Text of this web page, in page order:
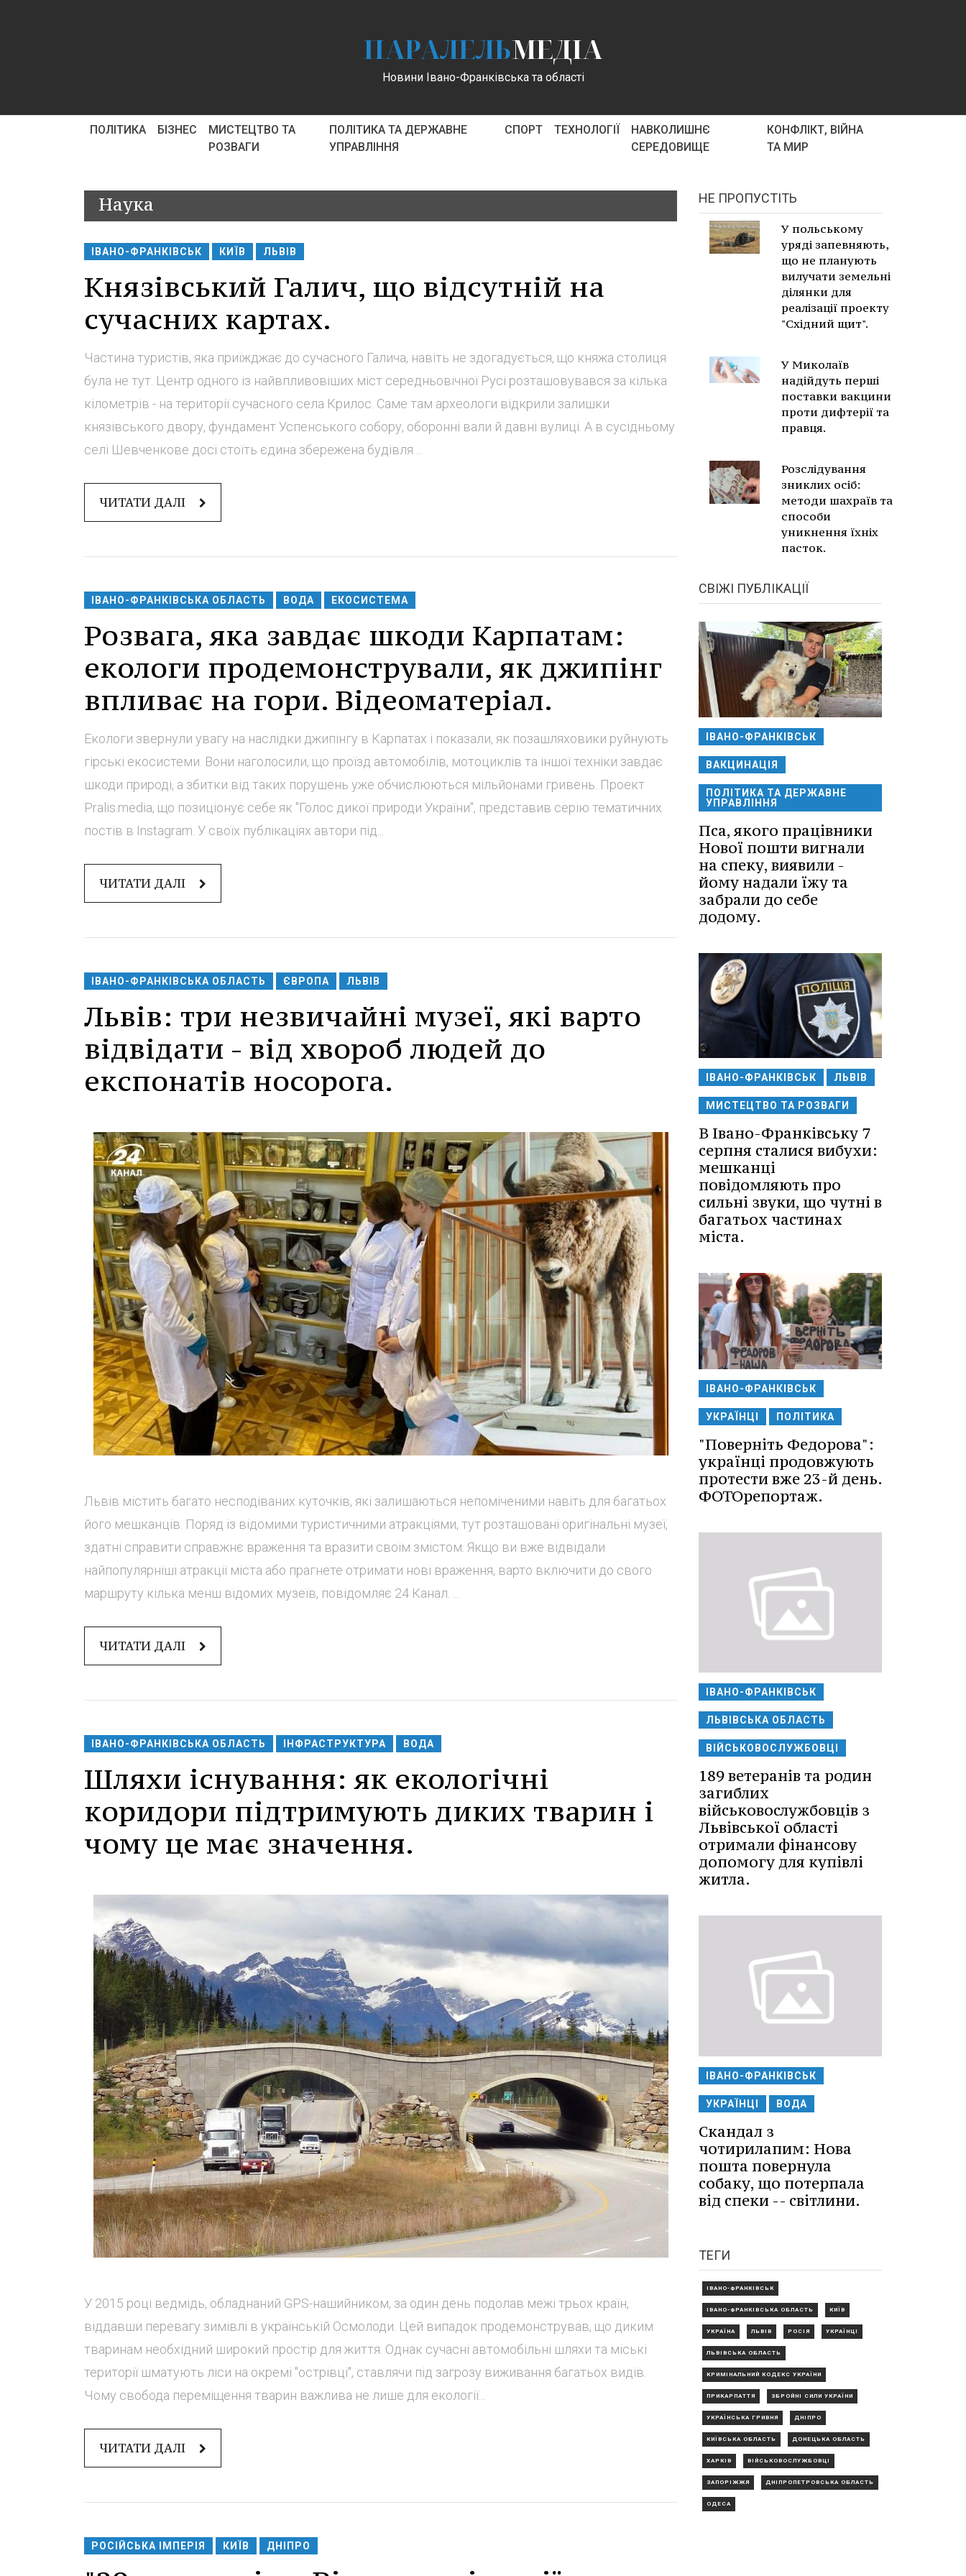
ПАРАЛЕЛЬМЕДІА
Новини Івано-Франківська та області
ПОЛІТИКА БІЗНЕС
МИСТЕЦТВО ТА
РОЗВАГИ
ПОЛІТИКА ТА ДЕРЖАВНЕ
УПРАВЛІННЯ
СПОРТ ТЕХНОЛОГІЇ
НАВКОЛИШНЄ
СЕРЕДОВИЩЕ
КОНФЛІКТ, ВІЙНА
ТА МИР
Наука
ІВАНО-ФРАНКІВСЬК КИЇВ ЛЬВІВ
Князівський Галич, що відсутній на
сучасних картах.
Частина туристів, яка приїжджає до сучасного Галича, навіть не здогадується, що княжа столиця
була не тут. Центр одного із найвпливовіших міст середньовічної Русі розташовувався за кілька
кілометрів - на території сучасного села Крилос. Саме там археологи відкрили залишки
князівського двору, фундамент Успенського собору, оборонні вали й давні вулиці. А в сусідньому
селі Шевченкове досі стоїть єдина збережена будівля ...
ЧИТАТИ ДАЛІ
ІВАНО-ФРАНКІВСЬКА ОБЛАСТЬ ВОДА ЕКОСИСТЕМА
Розвага, яка завдає шкоди Карпатам:
екологи продемонстрували, як джипінг
впливає на гори. Відеоматеріал.
Екологи звернули увагу на наслідки джипінгу в Карпатах і показали, як позашляховики руйнують
гірські екосистеми. Вони наголосили, що проїзд автомобілів, мотоциклів та іншої техніки завдає
шкоди природі, а збитки від таких порушень уже обчислюються мільйонами гривень. Проект
Pralis.media, що позиціонує себе як "Голос дикої природи України", представив серію тематичних
постів в Instagram. У своїх публікаціях автори під...
ЧИТАТИ ДАЛІ
ІВАНО-ФРАНКІВСЬКА ОБЛАСТЬ ЄВРОПА ЛЬВІВ
Львів: три незвичайні музеї, які варто
відвідати - від хвороб людей до
експонатів носорога.
Львів містить багато несподіваних куточків, які залишаються непоміченими навіть для багатьох
його мешканців. Поряд із відомими туристичними атракціями, тут розташовані оригінальні музеї,
здатні справити справжнє враження та вразити своїм змістом. Якщо ви вже відвідали
найпопулярніші атракції міста або прагнете отримати нові враження, варто включити до свого
маршруту кілька менш відомих музеїв, повідомляє 24 Канал. ...
ЧИТАТИ ДАЛІ
ІВАНО-ФРАНКІВСЬКА ОБЛАСТЬ ІНФРАСТРУКТУРА ВОДА
Шляхи існування: як екологічні
коридори підтримують диких тварин і
чому це має значення.
У 2015 році ведмідь, обладнаний GPS-нашийником, за один день подолав межі трьох країн,
віддавши перевагу зимівлі в українській Осмолоди. Цей випадок продемонстрував, що диким
тваринам необхідний широкий простір для життя. Однак сучасні автомобільні шляхи та міські
території шматують ліси на окремі "острівці", ставлячи під загрозу виживання багатьох видів.
Чому свобода переміщення тварин важлива не лише для екології...
ЧИТАТИ ДАЛІ
РОСІЙСЬКА ІМПЕРІЯ КИЇВ ДНІПРО
НЕ ПРОПУСТІТЬ
У польському
уряді запевняють,
що не планують
вилучати земельні
ділянки для
реалізації проекту
"Східний щит".
У Миколаїв
надійдуть перші
поставки вакцини
проти дифтерії та
правця.
Розслідування
зниклих осіб:
методи шахраїв та
способи
уникнення їхніх
пасток.
СВІЖІ ПУБЛІКАЦІЇ
ІВАНО-ФРАНКІВСЬК
ВАКЦИНАЦІЯ
ПОЛІТИКА ТА ДЕРЖАВНЕ
УПРАВЛІННЯ
Пса, якого працівники
Нової пошти вигнали
на спеку, виявили -
йому надали їжу та
забрали до себе
додому.
ІВАНО-ФРАНКІВСЬК ЛЬВІВ
МИСТЕЦТВО ТА РОЗВАГИ
В Івано-Франківську 7
серпня сталися вибухи:
мешканці
повідомляють про
сильні звуки, що чутні в
багатьох частинах
міста.
ІВАНО-ФРАНКІВСЬК
УКРАЇНЦІ ПОЛІТИКА
"Поверніть Федорова":
українці продовжують
протести вже 23-й день.
ФОТОрепортаж.
ІВАНО-ФРАНКІВСЬК
ЛЬВІВСЬКА ОБЛАСТЬ
ВІЙСЬКОВОСЛУЖБОВЦІ
189 ветеранів та родин
загиблих
військовослужбовців з
Львівської області
отримали фінансову
допомогу для купівлі
житла.
ІВАНО-ФРАНКІВСЬК
УКРАЇНЦІ ВОДА
Скандал з
чотирилапим: Нова
пошта повернула
собаку, що потерпала
від спеки -- світлини.
ТЕГИ
ІВАНО-ФРАНКІВСЬК
ІВАНО-ФРАНКІВСЬКА ОБЛАСТЬ КИЇВ
УКРАЇНА ЛЬВІВ РОСІЯ УКРАЇНЦІ
ЛЬВІВСЬКА ОБЛАСТЬ
КРИМІНАЛЬНИЙ КОДЕКС УКРАЇНИ
ПРИКАРПАТТЯ ЗБРОЙНІ СИЛИ УКРАЇНИ
УКРАЇНСЬКА ГРИВНЯ ДНІПРО
КИЇВСЬКА ОБЛАСТЬ ДОНЕЦЬКА ОБЛАСТЬ
ХАРКІВ ВІЙСЬКОВОСЛУЖБОВЦІ
ЗАПОРІЖЖЯ ДНІПРОПЕТРОВСЬКА ОБЛАСТЬ
ОДЕСА